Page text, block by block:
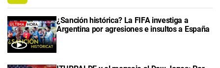
¿Sanción histórica? La FIFA investiga a
Argentina por agresiones e insultos a España